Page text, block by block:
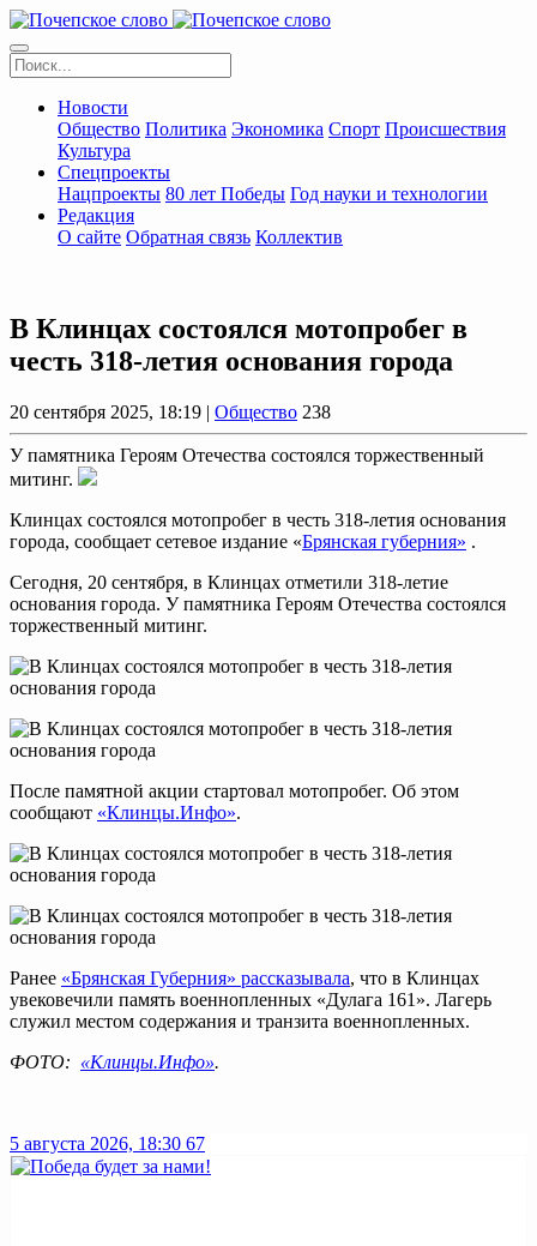
Новости
Общество Политика Экономика Спорт Происшествия
Культура
Спецпроекты
Нацпроекты 80 лет Победы Год науки и технологии
Редакция
О сайте Обратная связь Коллектив
В Клинцах состоялся мотопробег в
честь 318-летия основания города
20 сентября 2025, 18:19 | Общество 238
У памятника Героям Отечества состоялся торжественный
митинг.
Клинцах состоялся мотопробег в честь 318-летия основания
города, сообщает сетевое издание «Брянская губерния» .
Сегодня, 20 сентября, в Клинцах отметили 318-летие
основания города. У памятника Героям Отечества состоялся
торжественный митинг.
После памятной акции стартовал мотопробег. Об этом
сообщают «Клинцы.Инфо».
Ранее «Брянская Губерния» рассказывала, что в Клинцах
увековечили память военнопленных «Дулага 161». Лагерь
служил местом содержания и транзита военнопленных.
ФОТО: «Клинцы.Инфо».
5 августа 2026, 18:30 67